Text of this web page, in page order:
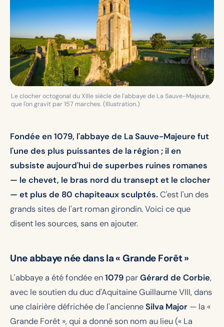
Le clocher octogonal du XIIIe siècle de l'abbaye de La Sauve-Majeure,
que l'on gravit par 157 marches. (Illustration.)
Fondée en 1079, l'abbaye de La Sauve-Majeure fut
l'une des plus puissantes de la région ; il en
subsiste aujourd'hui de superbes ruines romanes
— le chevet, le bras nord du transept et le clocher
— et plus de 80 chapiteaux sculptés. C'est l'un des
grands sites de l'art roman girondin. Voici ce que
disent les sources, sans en ajouter.
Une abbaye née dans la « Grande Forêt »
L'abbaye a été fondée en1079 parGérard de Corbie,
avec le soutien du duc d'Aquitaine Guillaume VIII, dans
une clairière défrichée de l'ancienneSilva Major — la «
Grande Forêt », qui a donné son nom au lieu (« La